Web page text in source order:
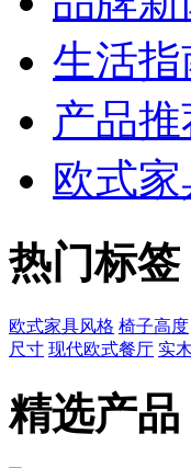
生活指
产品推
欧式
热门标签
欧式家具风格 椅子高度
尺寸 现代欧式餐厅 实
精选产品